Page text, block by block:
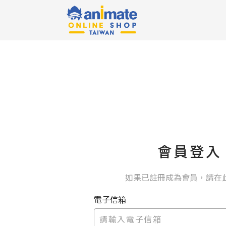
會員登入
如果已註冊成為會員，請在
電子信箱